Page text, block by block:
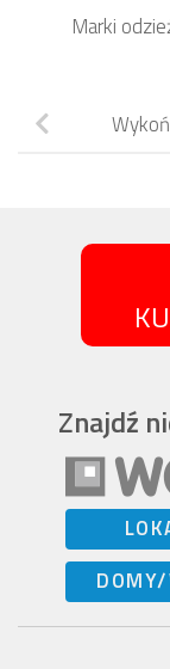
Marki
Znajdź